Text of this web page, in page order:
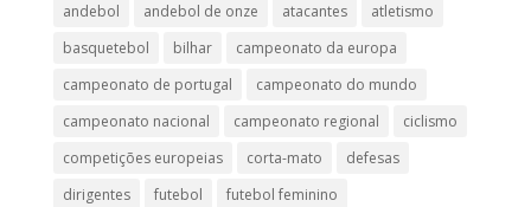
andebol andebol de onze atacantes
atletismo
basquetebol
bilhar
campeonato da europa
campeonato de portugal
campeonato do mundo
campeonato nacional
campeonato regional
ciclismo
competições europeias
corta-mato
defesas
dirigentes
futebol
futebol feminino